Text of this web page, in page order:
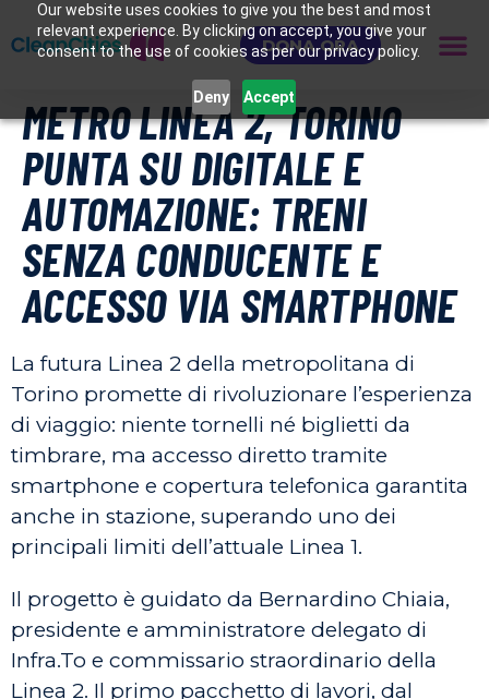
Our website uses cookies to give you the best and most
relevant experience. By clicking on accept, you give your
consent to the use of cookies as per our privacy policy.
Deny Accept
DONA ORA
METRO LINEA 2, TORINO
PUNTA SU DIGITALE E
AUTOMAZIONE: TRENI
SENZA CONDUCENTE E
ACCESSO VIA SMARTPHONE
La futura Linea 2 della metropolitana di
Torino promette di rivoluzionare l’esperienza
di viaggio: niente tornelli né biglietti da
timbrare, ma accesso diretto tramite
smartphone e copertura telefonica garantita
anche in stazione, superando uno dei
principali limiti dell’attuale Linea 1.
Il progetto è guidato da Bernardino Chiaia,
presidente e amministratore delegato di
Infra.To e commissario straordinario della
Linea 2. Il primo pacchetto di lavori, dal